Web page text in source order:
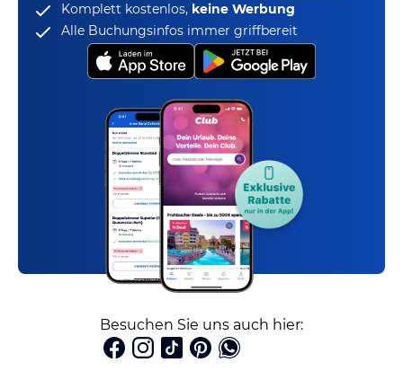
Komplett kostenlos, keine Werbung
Alle Buchungsinfos immer griffbereit
Besuchen Sie uns auch hier: